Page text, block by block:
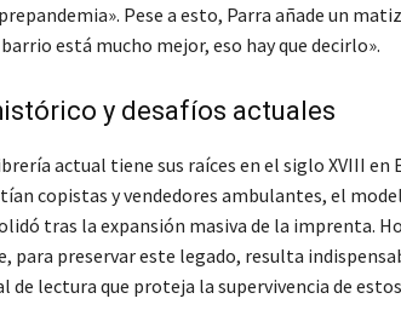
Pese a esto, Parra añade un
está mucho mejor, eso hay que decirlo».
y desafíos actuales
actual tiene sus raíces en el siglo XVIII en
copistas y vendedores ambulantes, el
tras la expansión masiva de la imprenta.
para preservar este legado, resulta
de lectura que proteja la supervivencia de